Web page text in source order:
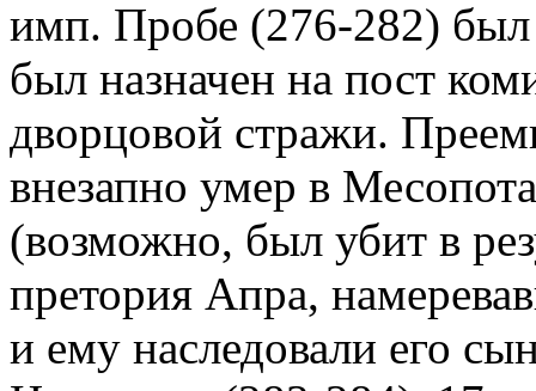
имп. Пробе (276-282)
был назначен на пост
дворцовой стражи.
внезапно умер в
(возможно, был убит в
претория Апра,
и ему наследовали его